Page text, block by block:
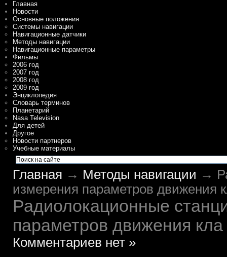
Главная
Новости
Основные положения
Системы навигации
Навигационные датчики
Методы навигации
Навигационные параметры
Фильмы
2006 год
2007 год
2008 год
2009 год
Энциклопедия
Словарь терминов
Планетарий
Nasa Television
Для детей
Другое
Новости партнеров
Учебные материалы
Главная → Методы навигации →
измерения параметров движения
Радиолокационные
параметров движения кла
Комментариев нет »